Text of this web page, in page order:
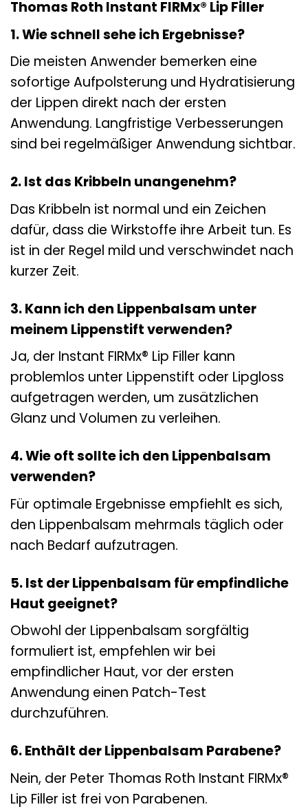
Thomas Roth Instant FIRMx® Lip Filler
1. Wie schnell sehe ich Ergebnisse?
Die meisten Anwender bemerken eine
sofortige Aufpolsterung und Hydratisierung
der Lippen direkt nach der ersten
Anwendung. Langfristige Verbesserungen
sind bei regelmäßiger Anwendung sichtbar.
2. Ist das Kribbeln unangenehm?
Das Kribbeln ist normal und ein Zeichen
dafür, dass die Wirkstoffe ihre Arbeit tun. Es
ist in der Regel mild und verschwindet nach
kurzer Zeit.
3. Kann ich den Lippenbalsam unter
meinem Lippenstift verwenden?
Ja, der Instant FIRMx® Lip Filler kann
problemlos unter Lippenstift oder Lipgloss
aufgetragen werden, um zusätzlichen
Glanz und Volumen zu verleihen.
4. Wie oft sollte ich den Lippenbalsam
verwenden?
Für optimale Ergebnisse empfiehlt es sich,
den Lippenbalsam mehrmals täglich oder
nach Bedarf aufzutragen.
5. Ist der Lippenbalsam für empfindliche
Haut geeignet?
Obwohl der Lippenbalsam sorgfältig
formuliert ist, empfehlen wir bei
empfindlicher Haut, vor der ersten
Anwendung einen Patch-Test
durchzuführen.
6. Enthält der Lippenbalsam Parabene?
Nein, der Peter Thomas Roth Instant FIRMx®
Lip Filler ist frei von Parabenen.